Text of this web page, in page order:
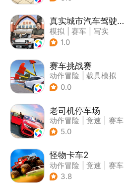
真实城市汽车驾驶3D
模拟 赛车
写实
| 收集
1.0
赛车挑战赛
动作冒险
载具模拟
| 汽车
0.0
老司机停车场
动作冒险 竞速
赛车
| 写实
5.0
怪物卡车2
动作冒险 竞速
赛车
| 卡通
3.8